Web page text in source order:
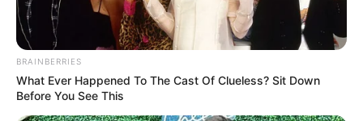
Οπότε αυτό που ζούμεδεν είναι πείραμαόπως
νομίζουν μερικοί.Είναι εφαρμογή επιστημονικών
ανακαλύψεων οι οποίες δεν μας γνωστοποιήθηκαν
ποτέ. Σκεφθείτε μόνο ότι η κατοχύρωση της
ευρεσιτεχνίας του τεστ για τον covid-19 με
BRAINBERRIES
What Ever Happened To The Cast Of Clueless? Sit Down
Before You See This